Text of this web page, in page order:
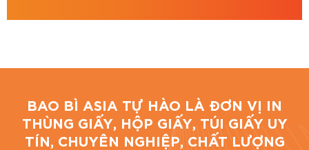
BAO BÌ ASIA TỰ HÀO LÀ ĐƠN VỊ IN
THÙNG GIẤY, HỘP GIẤY, TÚI GIẤY UY
TÍN, CHUYÊN NGHIỆP, CHẤT LƯỢNG